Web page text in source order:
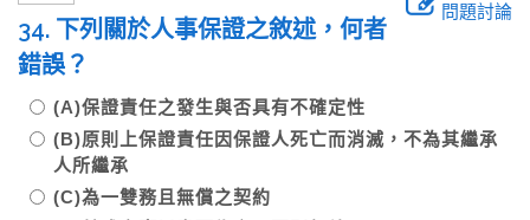
問題討論
34. 下列關於人事保證之敘述，何者
錯誤？
(A)保證責任之發生與否具有不確定性
(B)原則上保證責任因保證人死亡而消滅，不為其繼承
人所繼承
(C)為一雙務且無償之契約